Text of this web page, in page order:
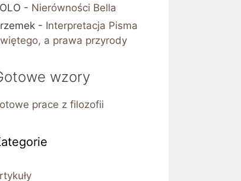
- Nierówności Bella
- Interpretacja Pisma
a prawa przyrody
wzory
prace z filozofii